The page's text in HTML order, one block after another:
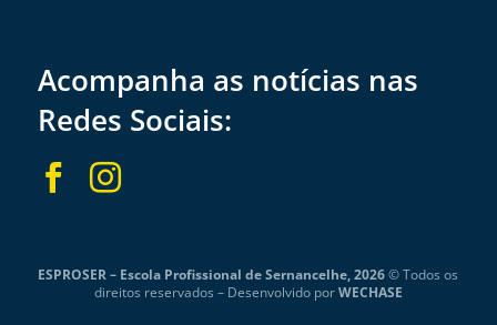
Acompanha as notícias nas
Redes Sociais:
 
ESPROSER – Escola Profissional de Sernancelhe, 2026© Todos os
direitos reservados – Desenvolvido porWECHASE